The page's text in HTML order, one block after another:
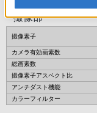
撮像部
撮像素子
カメラ有効画素数
総画素数
撮像素子アスペクト比
アンチダスト機能
カラーフィルター